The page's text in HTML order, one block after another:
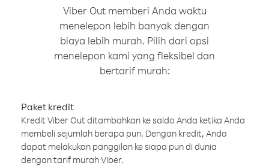
Viber Out memberi Anda waktu
menelepon lebih banyak dengan
biaya lebih murah. Pilih dari opsi
menelepon kami yang fleksibel dan
bertarif murah:
Paket kredit
Kredit Viber Out ditambahkan ke saldo Anda ketika Anda
membeli sejumlah berapa pun. Dengan kredit, Anda
dapat melakukan panggilan ke siapa pun di dunia
dengan tarif murah Viber.